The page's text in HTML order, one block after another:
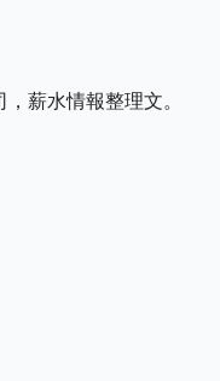
薪水情報整理文。